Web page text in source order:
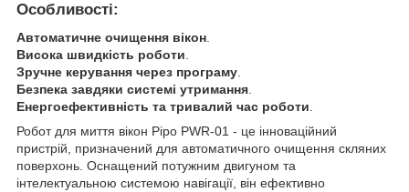
Особливості:
Автоматичне очищення вікон.
Висока швидкість роботи.
Зручне керування через програму.
Безпека завдяки системі утримання.
Енергоефективність та тривалий час роботи.
Робот для миття вікон Pipo PWR-01 - це інноваційний
пристрій, призначений для автоматичного очищення скляних
поверхонь. Оснащений потужним двигуном та
інтелектуальною системою навігації, він ефективно